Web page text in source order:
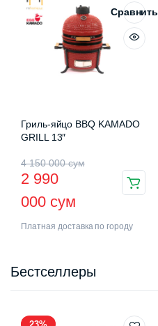
Сравнить
Гриль-яйцо BBQ KAMADO
GRILL 13″
4 150 000сум
2 990
000 сум
Платная доставка по городу
Бестселлеры
23%